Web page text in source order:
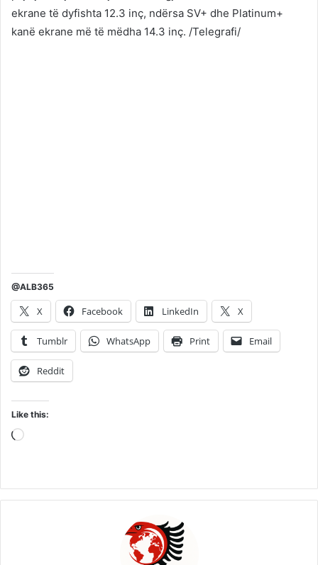
ekrane të dyfishta 12.3 inç, ndërsa SV+ dhe Platinum+
kanë ekrane më të mëdha 14.3 inç. /Telegrafi/
@ALB365
X Facebook LinkedIn X
Tumblr WhatsApp Print Email
Reddit
Like this:
Loading…